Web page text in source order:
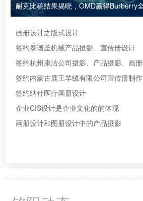
画册设计之版式设计
签约泰谱圣机械产品摄影、宣传册设计
签约内蒙古鹿王羊绒有限公司宣传册制作
签约纳什医疗画册设计
企业CIS设计是企业文化的的体现
画册设计和图册设计中的产品摄影